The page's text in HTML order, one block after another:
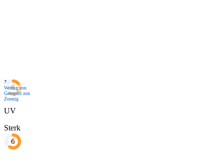
Nu
Weinig zon
Geregeld zon
Zonnig
UV
Sterk